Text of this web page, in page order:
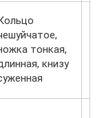
тонкая,
книзу